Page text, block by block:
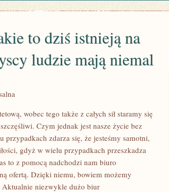
to dziś istnieją na
ludzie mają niemal
wobec tego także z całych sił staramy się
Czym jednak jest nasze życie bez
zdarza się, że jesteśmy samotni,
gdyż w wielu przypadkach przeszkadza
to z pomocą nadchodzi nam biuro
ofertą. Dzięki niemu, bowiem możemy
Aktualnie niezwykle dużo biur